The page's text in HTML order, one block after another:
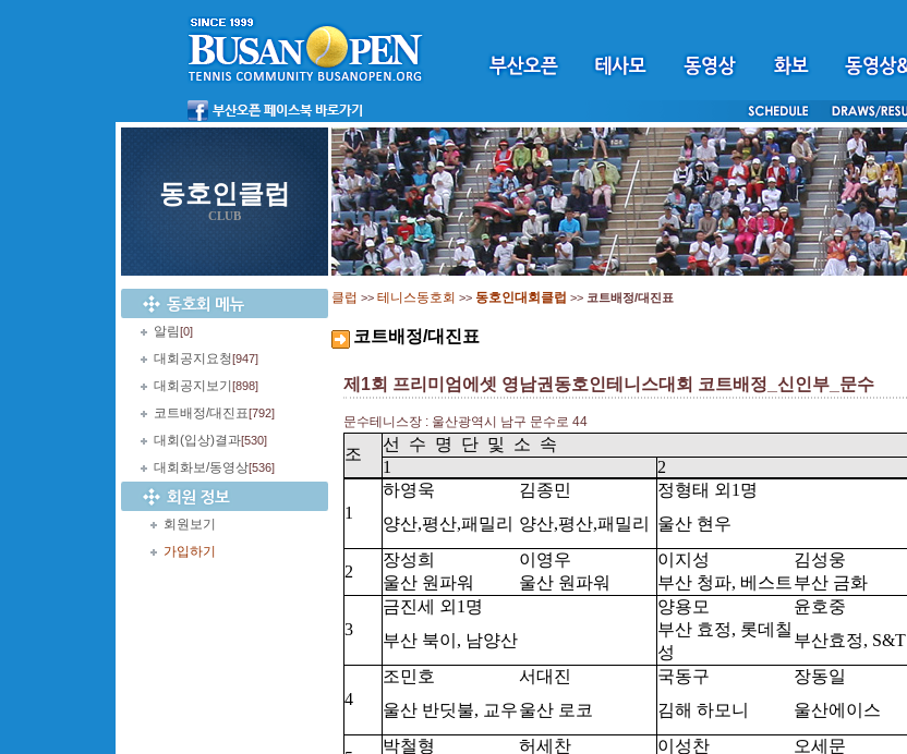
동호인클럽
CLUB
알림[0]
대회공지요청[947]
대회공지보기 [898]
코트배정/대진표[792]
대회(입상)결과[530]
대회화보/동영상[536]
회원보기
가입하기
클럽 >> 테니스동호회 >> 동호인대회클럽 >> 코트배정/대진표
코트배정/대진표
제1회 프리미엄에셋 영남권동호인테니스대회 코트배정_신인부_문수
문수테니스장 : 울산광역시 남구 문수로 44
조
선 수 명 단 및 소 속
1 2
1
하영욱 김종민 정형태 외1명
양산,평산,패밀리 양산,평산,패밀리 울산 현우
2
장성희 이영우 이지성 김성웅
울산 원파워 울산 원파워 부산 청파, 베스트 부산 금화
3
금진세 외1명 양용모 윤호중
부산 북이, 남양산
부산 효정, 롯데칠
성
부산효정, S&T
4
조민호 서대진 국동구 장동일
울산 반딧불, 교우울산 로코 김해 하모니 울산에이스
박철형 허세찬 이성찬 오세문